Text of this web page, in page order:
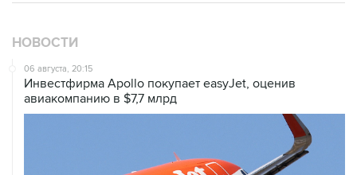
06 августа, 20:15
Инвестфирма Apollo покупает easyJet, оценив
авиакомпанию в $7,7 млрд